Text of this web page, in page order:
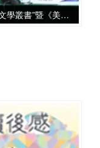
“澳門文學叢書”暨《美麗澳門》座談會